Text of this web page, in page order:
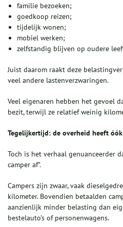
familie bezoeken;
goedkoop reizen;
tijdelijk wonen;
mobiel werken;
zelfstandig blijven op oudere
Juist daarom raakt deze
veel andere lastenverzwaringen.
Veel eigenaren hebben het gevoel
bezit, terwijl ze relatief weinig
Tegelijkertijd: de overheid heeft
Toch is het verhaal genuanceerder
camper af”.
Campers zijn zwaar, vaak
kilometer. Bovendien betaalden
aanzienlijk minder belasting dan
bestelauto’s of personenwagens.